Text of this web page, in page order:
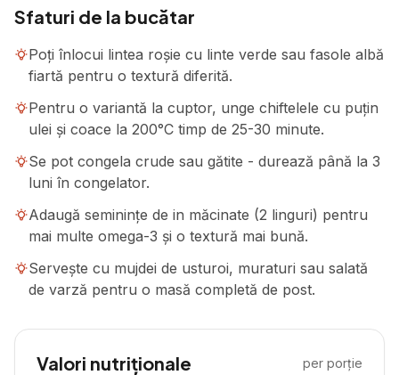
Sfaturi de la bucătar
Poți înlocui lintea roșie cu linte verde sau fasole albă
fiartă pentru o textură diferită.
Pentru o variantă la cuptor, unge chiftelele cu puțin
ulei și coace la 200°C timp de 25-30 minute.
Se pot congela crude sau gătite - durează până la 3
luni în congelator.
Adaugă seminințe de in măcinate (2 linguri) pentru
mai multe omega-3 și o textură mai bună.
Servește cu mujdei de usturoi, muraturi sau salată
de varză pentru o masă completă de post.
Valori nutriționale per porție